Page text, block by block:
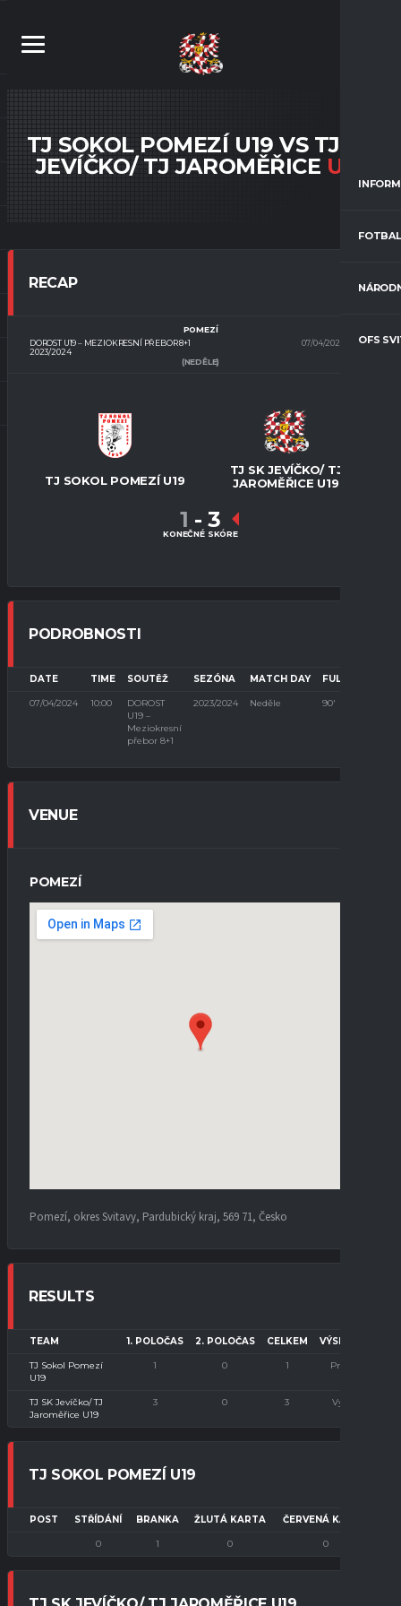
OFS
TJ SOKOL POMEZÍ U19 VS TJ SK
JEVÍČKO/ TJ JAROMĚŘICE U19
RECAP
DOROST U19 – MEZIOKRESNÍ PŘEBOR 8+1
2023/2024
POMEZÍ
07/04/2024
10:00
(NEDĚLE)
TJ SOKOL POMEZÍ U19
TJ SK JEVÍČKO/ TJ
JAROMĚŘICE U19
1 - 3
KONEČNÉ SKÓRE
PODROBNOSTI
DATE TIME SOUTĚŽ SEZÓNA MATCH DAY FULL TIME
07/04/2024 10:00
DOROST
U19 –
Meziokresní
přebor 8+1
2023/2024 Neděle 90'
VENUE
POMEZÍ
Pomezí, okres Svitavy, Pardubický kraj, 569 71, Česko
RESULTS
TEAM 1. POLOČAS 2. POLOČAS CELKEM VÝSLEDEK
TJ Sokol Pomezí
U19
1 0 1 Prohra
TJ SK Jevíčko/ TJ
Jaroměřice U19
3 0 3 Výhra
TJ SOKOL POMEZÍ U19
POST STŘÍDÁNÍ BRANKA ŽLUTÁ KARTA ČERVENÁ KARTA
0 1 0 0